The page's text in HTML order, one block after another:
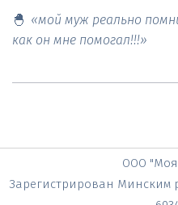
🐣 «мой муж реально
как он мне помогал!!!»
ООО "Моя
Зарегистрирован Минским